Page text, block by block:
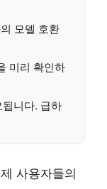
모델 호환
미리 확인하
니다. 급하
사용자들의